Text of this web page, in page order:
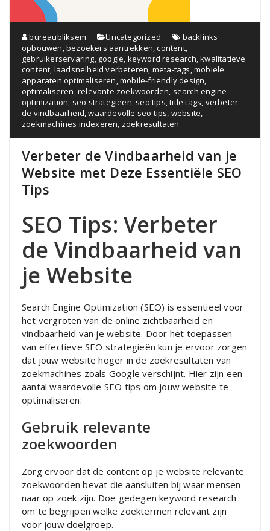
bureaubliksem Uncategorized
backlinks
opbouwen,bezoekers aantrekken,content,
gebruikerservaring, google, keyword research,kwalitatieve
content, laadsnelheid verbeteren, meta-tags,mobiele
apparaten optimaliseren,mobile-friendly design,
optimaliseren,relevante zoekwoorden, search engine
optimization, seo strategieën, seo tips,title tags, verbeter
de vindbaarheid,waardevolle seo tips, website,
zoekmachines indexeren, zoekresultaten
Verbeter de Vindbaarheid van je
Website met Deze Essentiële SEO
Tips
SEO Tips: Verbeter
de Vindbaarheid van
je Website
Search Engine Optimization (SEO) is essentieel voor
het vergroten van de online zichtbaarheid en
vindbaarheid van je website. Door het toepassen
van effectieve SEO strategieën kun je ervoor zorgen
dat jouw website hoger in de zoekresultaten van
zoekmachines zoals Google verschijnt. Hier zijn een
aantal waardevolle SEO tips om jouw website te
optimaliseren:
Gebruik relevante
zoekwoorden
Zorg ervoor dat de content op je website relevante
zoekwoorden bevat die aansluiten bij waar mensen
naar op zoek zijn. Doe gedegen keyword research
om te begrijpen welke zoektermen relevant zijn
voor jouw doelgroep.